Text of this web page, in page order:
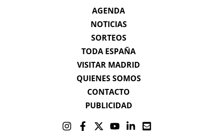
AGENDA
NOTICIAS
SORTEOS
TODA ESPAÑA
VISITAR MADRID
QUIENES SOMOS
CONTACTO
PUBLICIDAD